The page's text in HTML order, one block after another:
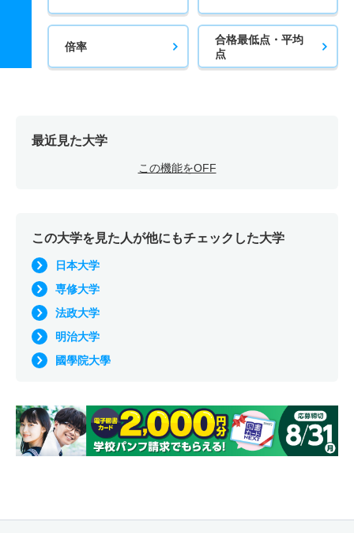
倍率
合格最低点・平均
点
最近見た大学
この機能をOFF
この大学を見た人が他にもチェックした大学
日本大学
専修大学
法政大学
明治大学
國學院大學